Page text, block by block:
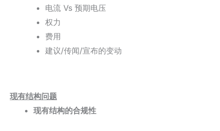
电流 Vs 预期电压
权力
费用
建议/传闻/宣布的变动
现有结构问题
现有结构的合规性